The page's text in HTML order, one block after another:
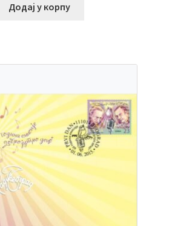
Додај у корпу